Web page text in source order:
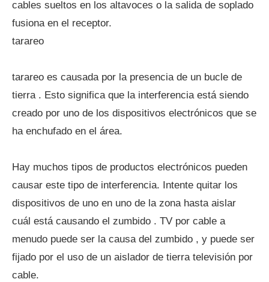
cables sueltos en los altavoces o la salida de soplado
fusiona en el receptor.
tarareo
tarareo es causada por la presencia de un bucle de
tierra . Esto significa que la interferencia está siendo
creado por uno de los dispositivos electrónicos que se
ha enchufado en el área.
Hay muchos tipos de productos electrónicos pueden
causar este tipo de interferencia. Intente quitar los
dispositivos de uno en uno de la zona hasta aislar
cuál está causando el zumbido . TV por cable a
menudo puede ser la causa del zumbido , y puede ser
fijado por el uso de un aislador de tierra televisión por
cable.